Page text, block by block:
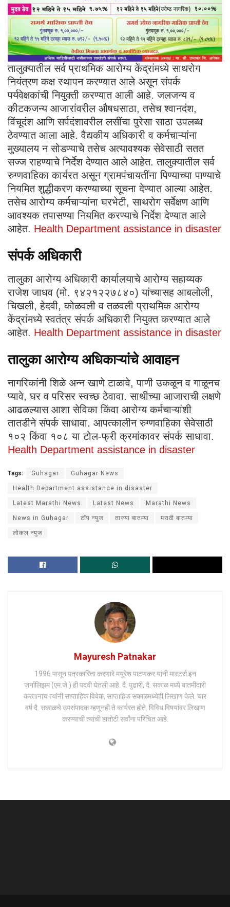
तालुक्यातील सर्व प्राथमिक आरोग्य केंद्रांमध्ये साथरोग
नियंत्रण कक्ष स्थापन करण्यात आले असून संपर्क
पर्यवेक्षकांची नियुक्ती करण्यात आली आहे. जलजन्य व
कीटकजन्य आजारांवरील औषधसाठा, तसेच श्वानदंश,
विंचूदंश आणि सर्पदंशावरील लसींचा पुरेसा साठा उपलब्ध
ठेवण्यात आला आहे. वैद्यकीय अधिकारी व कर्मचाऱ्यांना
मुख्यालय न सोडण्याचे तसेच अत्यावश्यक सेवेसाठी सतत
सज्ज राहण्याचे निर्देश देण्यात आले आहेत. तालुक्यातील सर्व
रुग्णवाहिका कार्यरत असून ग्रामपंचायतींना पिण्याच्या पाण्याचे
नियमित शुद्धीकरण करण्याच्या सूचना देण्यात आल्या आहेत.
तसेच आरोग्य कर्मचाऱ्यांना घरभेटी, साथरोग सर्वेक्षण आणि
आवश्यक तपासण्या नियमित करण्याचे निर्देश देण्यात आले
आहेत. Health Department assistance in disaster
संपर्क अधिकारी
तालुका आरोग्य अधिकारी कार्यालयाचे आरोग्य सहाय्यक
राजेश जाधव (मो. ९४२१२२७८४०) यांच्यासह आबलोली,
चिखली, हेदवी, कोळवली व तळवली प्राथमिक आरोग्य
केंद्रांमध्ये स्वतंत्र संपर्क अधिकारी नियुक्त करण्यात आले
आहेत. Health Department assistance in disaster
तालुका आरोग्य अधिकाऱ्यांचे आवाहन
नागरिकांनी शिळे अन्न खाणे टाळावे, पाणी उकळून व गाळूनच
प्यावे, घर व परिसर स्वच्छ ठेवावा. साथीच्या आजाराची लक्षणे
आढळल्यास आशा सेविका किंवा आरोग्य कर्मचाऱ्यांशी
तातडीने संपर्क साधावा. आपत्कालीन रुग्णवाहिका सेवेसाठी
१०२ किंवा १०८ या टोल-फ्री क्रमांकावर संपर्क साधावा.
Health Department assistance in disaster
Tags: Guhagar Guhagar News
Health Department assistance in disaster
Latest Marathi News Latest News Marathi News
News in Guhagar टॉप न्युज ताज्या बातम्या मराठी बातम्या
लोकल न्युज
Mayuresh Patnakar
1996 पासून पत्रकारिता करणारे मयुरेश पाटणकर यांनी मास्टर्स इन
जर्नालिझम (एम.जे.) ही पदवी घेतली आहे. दै. पुढारी, दै. सकाळ मध्ये बातमीदारी
करतानाच त्यांनी साप्ताहिक विवेक, साप्ताहिक सकाळमध्येही लिखाण केले. चार
वर्ष दै. सकाळचे उपसंपादक म्हणूनही ते कार्यरत होते. विविध विषयांवर लिखाण
करण्याची त्यांची हातोटी सर्वांना परिचित आहे.